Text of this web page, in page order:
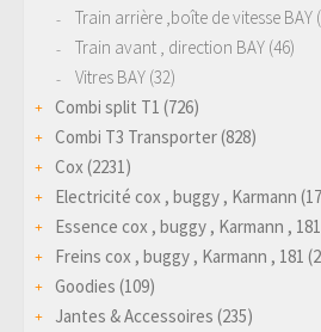
Train arrière ,boîte de vitesse BAY
Train avant , direction BAY (46)
Vitres BAY (32)
Combi split T1 (726)
Combi T3 Transporter(828)
Cox(2231)
Electricité cox , buggy , Karmann
Essence cox , buggy , Karmann , 181
Freins cox , buggy , Karmann , 181
Goodies (109)
Jantes & Accessoires (235)